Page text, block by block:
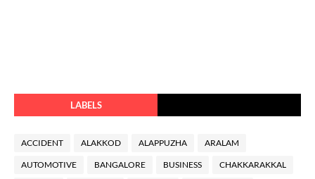
LABELS
ACCIDENT ALAKKOD ALAPPUZHA ARALAM
AUTOMOTIVE BANGALORE BUSINESS CHAKKARAKKAL